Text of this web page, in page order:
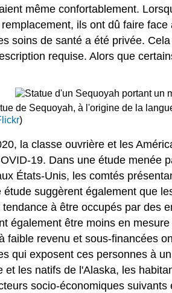
même confortablement.
ils ont dû faire
soins de santé a été privée.
requise. Alors que
de Sequoyah, à l'origine de la
)
la classe ouvrière et les
19. Dans une étude
États-Unis, les comtés
suggèrent également que
à être occupés par des
également être moins en
revenu et sous-financées
qui exposent ces personnes à
les natifs de l'Alaska, les
socio-économiques